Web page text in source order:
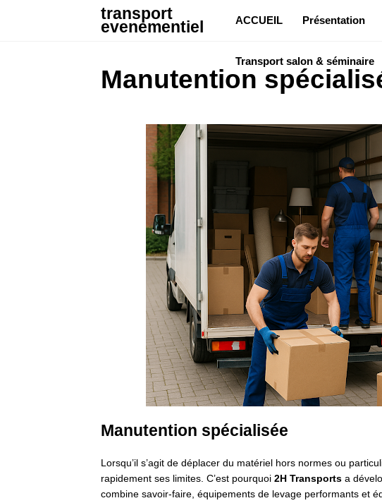
transport
evenementiel ACCUEIL Présentation
Transport salon & séminaire
Manutention
Manutention spécialisée
Lorsqu’il s’agit de déplacer du matériel hors normes ou
rapidement ses limites. C’est pourquoi 2H Transports a
combine savoir-faire, équipements de levage performants et